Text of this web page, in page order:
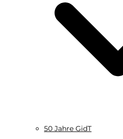
50 Jahre GidT